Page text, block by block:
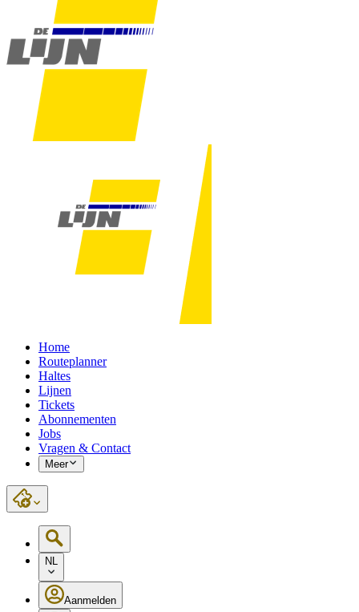
Home
Routeplanner
Haltes
Lijnen
Tickets
Abonnementen
Jobs
Vragen & Contact
Meer
NL
Aanmelden